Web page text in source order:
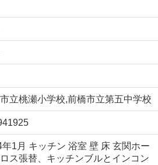
立桃瀬小学校,前橋市立第五中学校
年1月 キッチン 浴室 壁 床 玄関ホー
ス張替、キッチンブルとインコン